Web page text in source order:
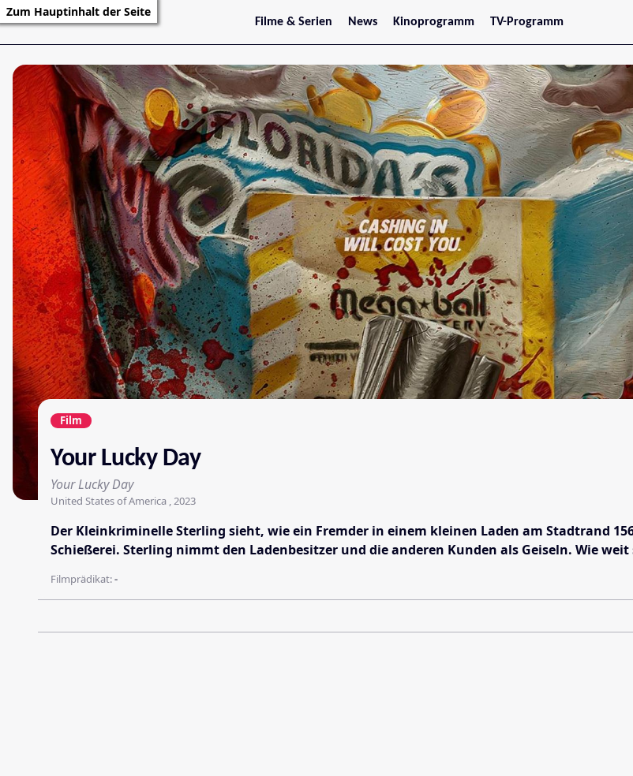
Zum Hauptinhalt der Seite
Filme & Serien
Trailer
Filmarchiv
Serienarchiv
News
Stars
Kinoprogramm
Jetzt im Kino
Wien
Niederösterreich
Oberösterreich
Steiermark
Burgenland
Kärnten
Salzburg
Tirol
Vorarlberg
TV-Programm
Film
Your Lucky Day
Your Lucky Day
United States of America , 2023
Der Kleinkriminelle Sterling sieht, wie ein Fremder in einem kleinen Laden am Stadtrand
Schießerei. Sterling nimmt den Ladenbesitzer und die anderen Kunden als Geiseln. Wie
Filmprädikat:-